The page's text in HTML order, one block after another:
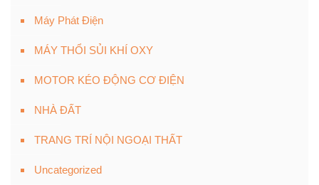
Máy Phát Điện
MÁY THỔI SỦI KHÍ OXY
MOTOR KÉO ĐỘNG CƠ ĐIỆN
NHÀ ĐẤT
TRANG TRÍ NỘI NGOẠI THẤT
Uncategorized